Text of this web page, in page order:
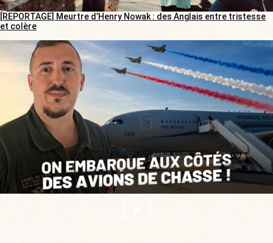
[REPORTAGE] Meurtre d’Henry Nowak : des Anglais entre tristesse
et colère